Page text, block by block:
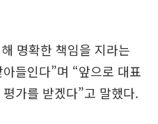
명확한 책임을 지라는
들인다”며 “앞으로 대표
가를 받겠다”고 말했다.